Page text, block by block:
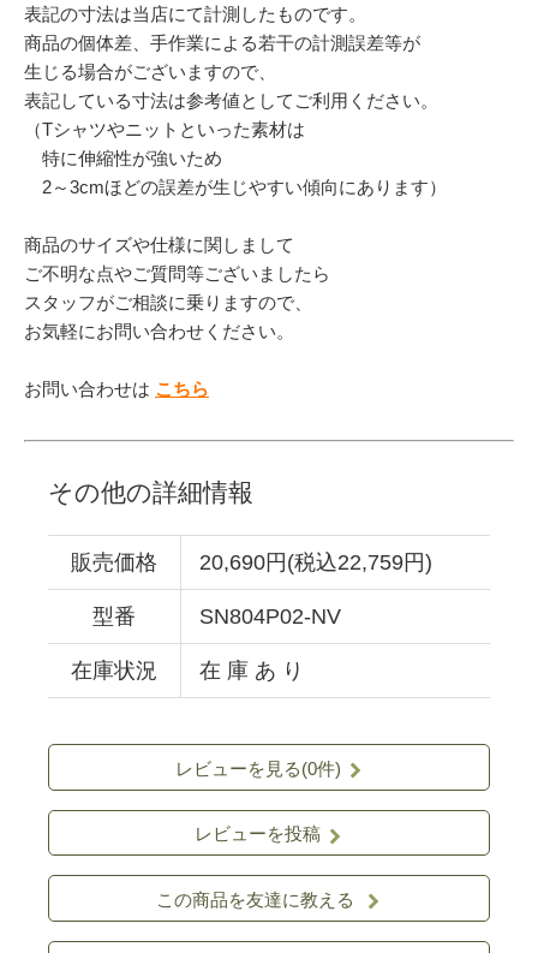
表記の寸法は当店にて計測したものです。
商品の個体差、手作業による若干の計測誤差等が
生じる場合がございますので、
表記している寸法は参考値としてご利用ください。
（Tシャツやニットといった素材は
特に伸縮性が強いため
2～3cmほどの誤差が生じやすい傾向にあります）
商品のサイズや仕様に関しまして
ご不明な点やご質問等ございましたら
スタッフがご相談に乗りますので、
お気軽にお問い合わせください。
お問い合わせは こちら
その他の詳細情報
販売価格 20,690円(税込22,759円)
型番 SN804P02-NV
在庫状況 在 庫 あ り
レビューを見る(0件)
レビューを投稿
この商品を友達に教える